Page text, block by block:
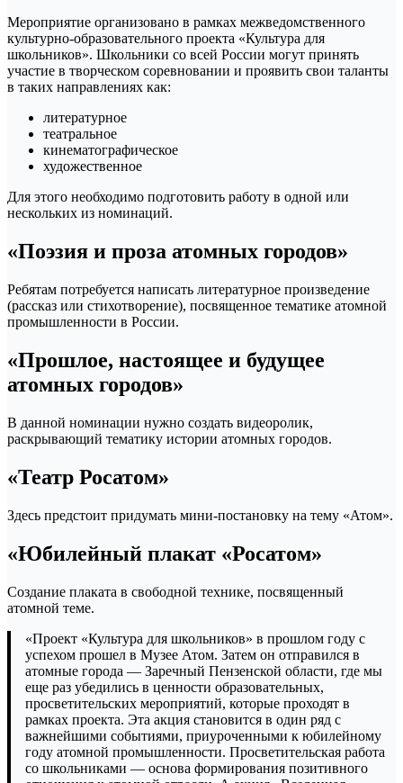
Мероприятие организовано в рамках межведомственного
культурно-образовательного проекта «Культура для
школьников». Школьники со всей России могут принять
участие в творческом соревновании и проявить свои таланты
в таких направлениях как:
литературное
театральное
кинематографическое
художественное
Для этого необходимо подготовить работу в одной или
нескольких из номинаций.
«Поэзия и проза атомных городов»
Ребятам потребуется написать литературное произведение
(рассказ или стихотворение), посвященное тематике атомной
промышленности в России.
«Прошлое, настоящее и будущее
атомных городов»
В данной номинации нужно создать видеоролик,
раскрывающий тематику истории атомных городов.
«Театр Росатом»
Здесь предстоит придумать мини-постановку на тему «Атом».
«Юбилейный плакат «Росатом»
Создание плаката в свободной технике, посвященный
атомной теме.
«Проект «Культура для школьников» в прошлом году с
успехом прошел в Музее Атом. Затем он отправился в
атомные города — Заречный Пензенской области, где мы
еще раз убедились в ценности образовательных,
просветительских мероприятий, которые проходят в
рамках проекта. Эта акция становится в один ряд с
важнейшими событиями, приуроченными к юбилейному
году атомной промышленности. Просветительская работа
со школьниками — основа формирования позитивного